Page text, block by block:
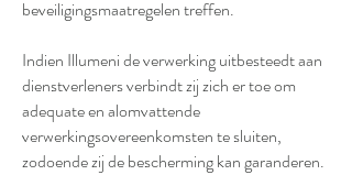
beveiligingsmaatregelen treffen.
Indien Illumeni de verwerking uitbesteedt aan
dienstverleners verbindt zij zich er toe om
adequate en alomvattende
verwerkingsovereenkomsten te sluiten,
zodoende zij de bescherming kan garanderen.